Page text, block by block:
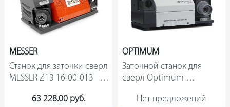
MESSER
Станок для заточки сверл
MESSER Z13 16-00-013
63 228.00 руб.
OPTIMUM
Заточной станок для
сверл Optimum
3100110
Нет предложений